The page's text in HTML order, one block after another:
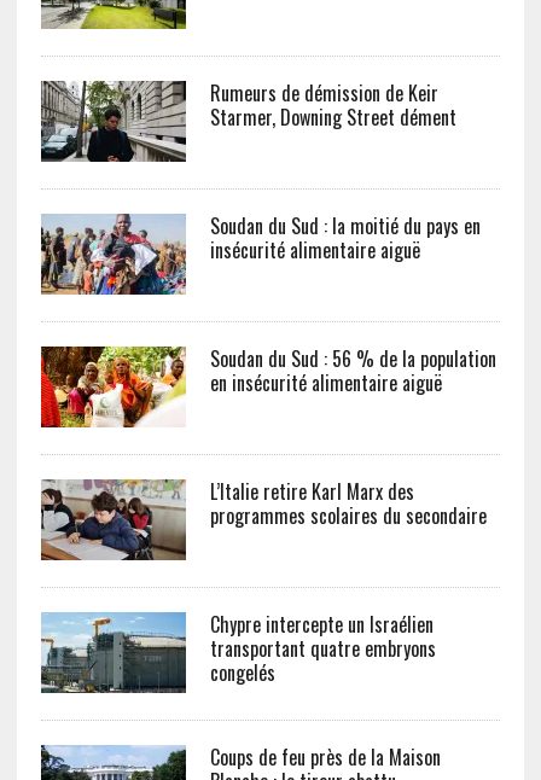
Rumeurs de démission de Keir
Starmer, Downing Street dément
Soudan du Sud : la moitié du pays en
insécurité alimentaire aiguë
Soudan du Sud : 56 % de la population
en insécurité alimentaire aiguë
L’Italie retire Karl Marx des
programmes scolaires du secondaire
Chypre intercepte un Israélien
transportant quatre embryons
congelés
Coups de feu près de la Maison